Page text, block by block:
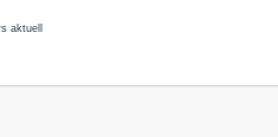
aktuell